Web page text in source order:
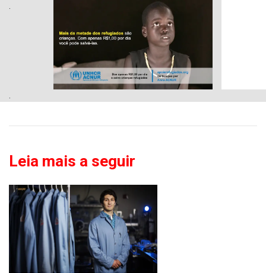
.
.
Leia mais a seguir